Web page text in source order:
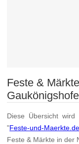
Feste &
Diese Übersicht
"Feste-und-
Feste & Märkte in der